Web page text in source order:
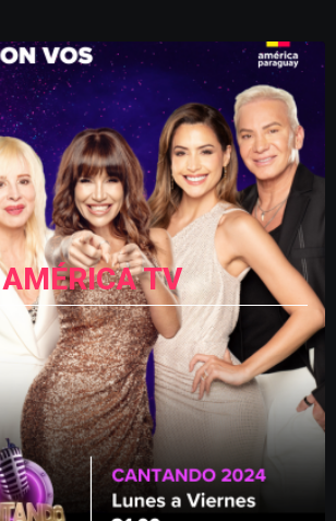
AMÉRICA TV